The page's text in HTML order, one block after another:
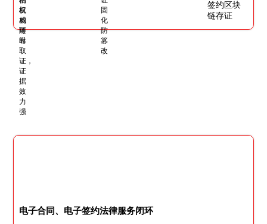
电子合同、电子签约法律服务闭环